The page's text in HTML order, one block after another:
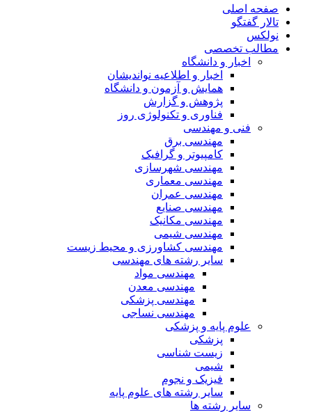
صفحه اصلی
تالار گفتگو
نولکس
مطالب تخصصی
اخبار و دانشگاه
اخبار و اطلاعیه نواندیشان
همایش و آزمون و دانشگاه
پژوهش و گزارش
فناوری و تکنولوژی روز
فنی و مهندسی
مهندسی برق
کامپیوتر و گرافیک
مهندسی شهرسازی
مهندسی معماری
مهندسی عمران
مهندسی صنایع
مهندسی مکانیک
مهندسی شیمی
مهندسی کشاورزی و محیط زیست
سایر رشته های مهندسی
مهندسی مواد
مهندسی معدن
مهندسی پزشکی
مهندسی نساجی
علوم پایه و پزشکی
پزشکی
زیست شناسی
شیمی
فیزیک و نجوم
سایر رشته های علوم پایه
سایر رشته ها